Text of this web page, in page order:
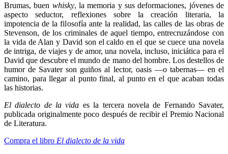
Brumas, buen whisky, la memoria y sus deformaciones, jóvenes de
aspecto seductor, reflexiones sobre la creación literaria, la
impotencia de la filosofía ante la realidad, las calles de las obras de
Stevenson, de los criminales de aquel tiempo, entrecruzándose con
la vida de Alan y David son el caldo en el que se cuece una novela
de intriga, de viajes y de amor, una novela, incluso, iniciática para el
David que descubre el mundo de mano del hombre. Los destellos de
humor de Savater son guiños al lector, oasis —o tabernas— en el
camino, para llegar al punto final, al punto en el que acaban todas
las historias.
El dialecto de la vida es la tercera novela de Fernando Savater,
publicada originalmente poco después de recibir el Premio Nacional
de Literatura.
Compra el libro El dialecto de la vida